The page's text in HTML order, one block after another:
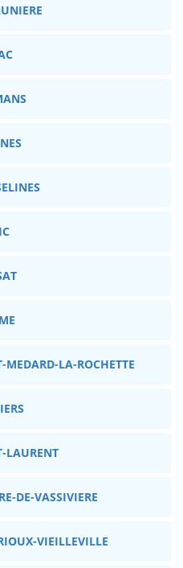
LA-ROCHETTE
DE-VASSIVIERE
VIEILLEVILLE